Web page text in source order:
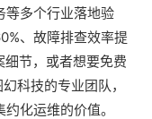
等多个行业落地验
、故障排查效率提
节，或者想要免费
科技的专业团队，
化运维的价值。